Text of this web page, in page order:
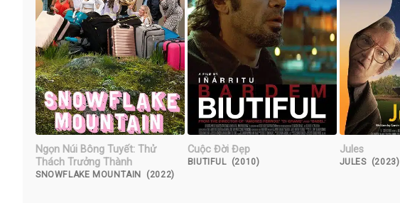
Ngọn Núi Bông Tuyết: Thử
Thách Trưởng Thành
SNOWFLAKE MOUNTAIN (2022)
Cuộc Đời Đẹp
BIUTIFUL (2010)
Jules
JULES (2023)